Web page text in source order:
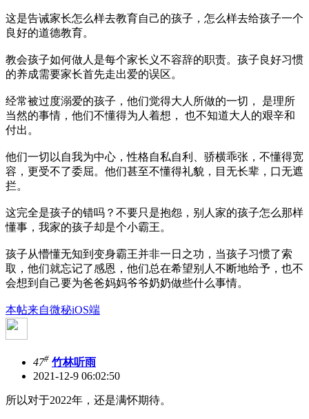
这是告诫家长怎么样去教育自己的孩子，怎么样去给孩子一个
良好的道德教育。
教会孩子如何做人是每个家长义不容辞的职责。孩子良好习惯
的养成需要家长首先走出爱的误区。
经常被过度溺爱的孩子，他们觉得大人所做的一切， 是理所
当然的事情，他们不懂得为人着想， 也不知道大人的艰辛和
付出。
他们一切以自我为中心，性格自私自利、骄横乖张，不懂得宽
容，更受不了委屈。他们甚至不懂得礼貌，目无长辈，口无遮
拦。
这完全是孩子的错吗？不要只是抱怨，别人家的孩子怎么那样
懂事，我家的孩子却是个小霸王。
孩子从懵懂无知到变身霸王并非一日之功，当孩子习惯了索
取，他们就忘记了感恩，他们总在希望别人不断地给予，也不
会想到自己要为爸爸妈妈爷爷奶奶做些什么事情。
本帖来自微秘iOS端
47# 竹林听雨
2021-12-9 06:02:50
所以对于2022年，还是满怀期待。